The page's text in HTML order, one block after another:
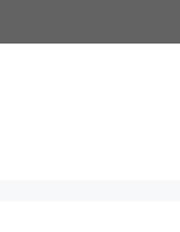
al